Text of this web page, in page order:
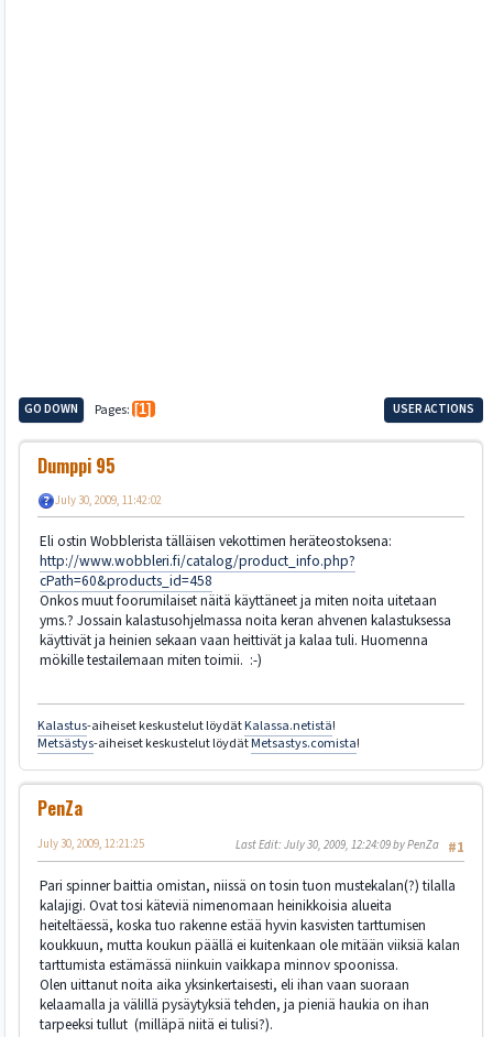
GO DOWN Pages 1 USER ACTIONS
Dumppi 95
July 30, 2009, 11:42:02
Eli ostin Wobblerista tälläisen vekottimen heräteostoksena:
http://www.wobbleri.fi/catalog/product_info.php?
cPath=60&products_id=458
Onkos muut foorumilaiset näitä käyttäneet ja miten noita uitetaan
yms.? Jossain kalastusohjelmassa noita keran ahvenen kalastuksessa
käyttivät ja heinien sekaan vaan heittivät ja kalaa tuli. Huomenna
mökille testailemaan miten toimii. :-)
Kalastus-aiheiset keskustelut löydätKalassa.netistä!
Metsästys-aiheiset keskustelut löydätMetsastys.comista!
PenZa
#1
July 30, 2009, 12:21:25 Last Edit: July 30, 2009, 12:24:09 by PenZa
Pari spinner baittia omistan, niissä on tosin tuon mustekalan(?) tilalla
kalajigi. Ovat tosi käteviä nimenomaan heinikkoisia alueita
heiteltäessä, koska tuo rakenne estää hyvin kasvisten tarttumisen
koukkuun, mutta koukun päällä ei kuitenkaan ole mitään viiksiä kalan
tarttumista estämässä niinkuin vaikkapa minnov spoonissa.
Olen uittanut noita aika yksinkertaisesti, eli ihan vaan suoraan
kelaamalla ja välillä pysäytyksiä tehden, ja pieniä haukia on ihan
tarpeeksi tullut (milläpä niitä ei tulisi?).